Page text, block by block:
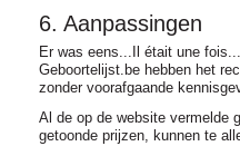
6. Aanpassingen
Er was eens...Il était une
Geboortelijst.be hebben het
zonder voorafgaande
Al de op de website vermelde
getoonde prijzen, kunnen te